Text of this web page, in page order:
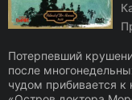
Потерпевший
после
чудом прибивается